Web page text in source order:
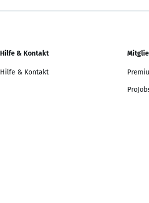
Hilfe & Kontakt
Hilfe & Kontakt